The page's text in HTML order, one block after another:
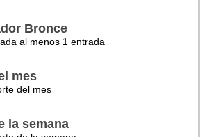
Bronce
al menos 1 entrada
mes
del mes
la semana